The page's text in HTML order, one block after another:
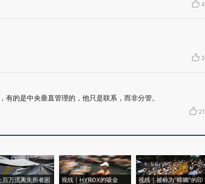
4
3
有的是中央垂直管理的，他只是联系，而非分管。
21
百万流离失所者困
视线｜HYROX的吸金
视线｜被称为“蟑螂”的印